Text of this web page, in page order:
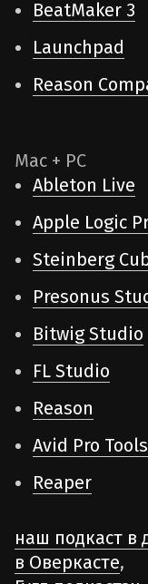
BeatMaker 3
Launchpad
Reason
Mac + PC
Ableton Live
Apple Logic
Steinberg
Presonus
Bitwig Studio
FL Studio
Reason
Avid Pro Tools
Reaper
наш подкаст в
в Оверкасте,